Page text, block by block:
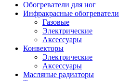
Обогреватели для ног
Инфракрасные обогреватели
Газовые
Электрические
Аксессуары
Конвекторы
Электрические
Аксессуары
Масляные радиаторы